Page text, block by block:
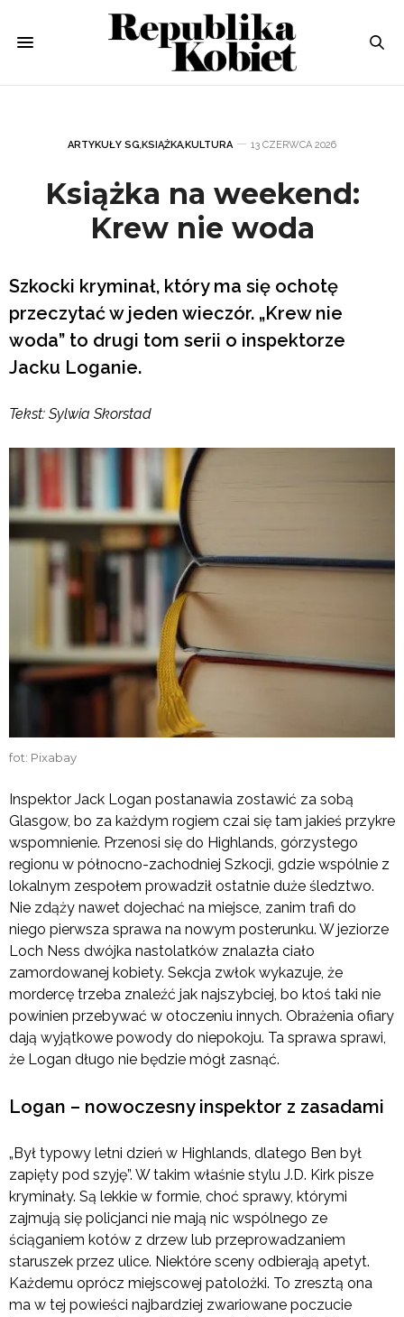
ARTYKUŁY SG,KSIĄŻKA,KULTURA 13 CZERWCA 2026
Książka na weekend:
Krew nie woda
Szkocki kryminał, który ma się ochotę
przeczytać w jeden wieczór. „Krew nie
woda” to drugi tom serii o inspektorze
Jacku Loganie.
Tekst: Sylwia Skorstad
fot: Pixabay
Inspektor Jack Logan postanawia zostawić za sobą
Glasgow, bo za każdym rogiem czai się tam jakieś przykre
wspomnienie. Przenosi się do Highlands, górzystego
regionu w północno-zachodniej Szkocji, gdzie wspólnie z
lokalnym zespołem prowadził ostatnie duże śledztwo.
Nie zdąży nawet dojechać na miejsce, zanim trafi do
niego pierwsza sprawa na nowym posterunku. W jeziorze
Loch Ness dwójka nastolatków znalazła ciało
zamordowanej kobiety. Sekcja zwłok wykazuje, że
mordercę trzeba znaleźć jak najszybciej, bo ktoś taki nie
powinien przebywać w otoczeniu innych. Obrażenia ofiary
dają wyjątkowe powody do niepokoju. Ta sprawa sprawi,
że Logan długo nie będzie mógł zasnąć.
Logan – nowoczesny inspektor z zasadami
„Był typowy letni dzień w Highlands, dlatego Ben był
zapięty pod szyję”. W takim właśnie stylu J.D. Kirk pisze
kryminały. Są lekkie w formie, choć sprawy, którymi
zajmują się policjanci nie mają nic wspólnego ze
ściąganiem kotów z drzew lub przeprowadzaniem
staruszek przez ulice. Niektóre sceny odbierają apetyt.
Każdemu oprócz miejscowej patolożki. To zresztą ona
ma w tej powieści najbardziej zwariowane poczucie